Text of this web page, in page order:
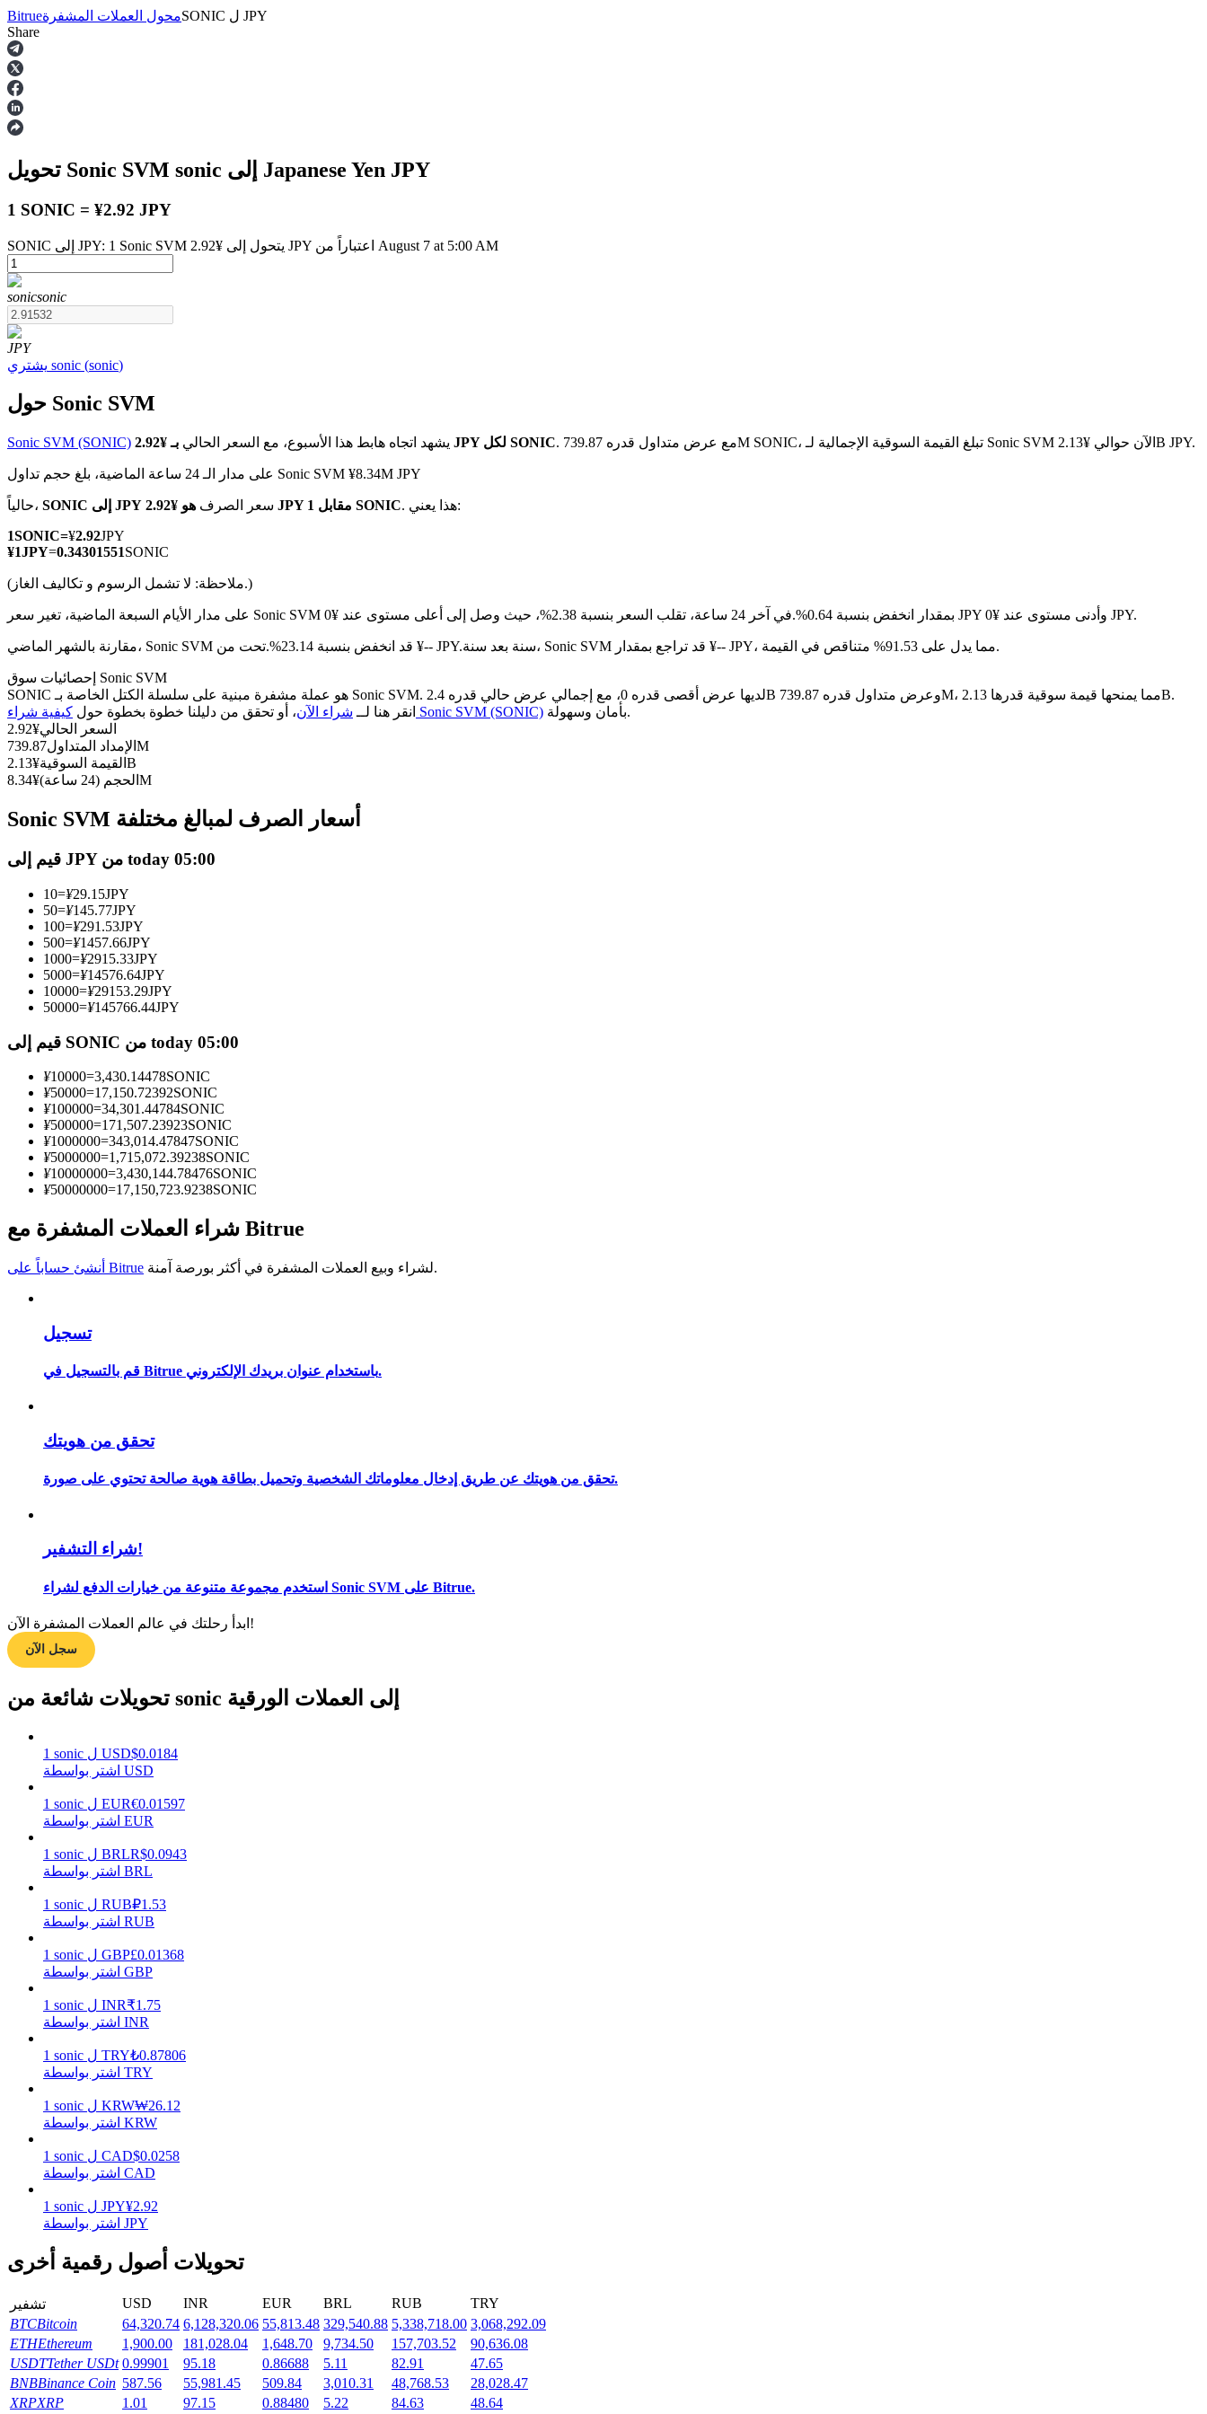
العقود الآجلة
العقود الآجلة USDT
TradFi
مشتقات الأسهم والعملات الأجنبية والمعادن الثمينة والسلع
العقود الآجلة USDC
العقود الآجلة باستخدام USDC كضمان
انضم إلى أفضل المتداولين
كن متداول نسخ
استمتع بتقاسم الأرباح وعمولات نسخ التداول
معلومة
تحليل البيانات الضخمة بما في ذلك المعلومات التجارية، وما إلى ذلك.
مرشد
دليل المبتدئين للعقود الآجلة
استراتيجيات التداول
تعلم كيفية البقاء مربحة
يكسب
خنزير الطاقة
Bitrueمحول العملات المشفرةSONIC ل JPY
Share
تحويل Sonic SVM sonic إلى Japanese Yen JPY
1 SONIC = ¥2.92 JPY
SONIC إلى JPY: 1 Sonic SVM يتحول إلى ¥2.92 JPY اعتباراً من August 7 at 5:00 AM
sonicsonic
JPY
يشتري sonic (sonic)
حول Sonic SVM
Sonic SVM (SONIC) يشهد اتجاه هابط هذا الأسبوع، مع السعر الحالي بـ ¥2.92 JPY لكل SONIC . مع عرض متداول قدره 739.87M SONIC، تبلغ القيمة السوقية الإجمالية لـ Sonic SVM الآن حوالي ¥2.13B JPY.
على مدار الـ 24 ساعة الماضية، بلغ حجم تداول Sonic SVM ¥8.34M JPY
حالياً، SONIC إلى JPY سعر الصرف هو ¥2.92 JPY مقابل 1 SONIC
. هذا يعني:
1SONIC=¥2.92JPY
¥1JPY=0.34301551SONIC
(ملاحظة: لا تشمل الرسوم و تكاليف الغاز.)
على مدار الأيام السبعة الماضية، تغير سعر Sonic SVM بمقدار انخفض بنسبة 0.64%. في آخر 24 ساعة، تقلب السعر بنسبة 2.38%، حيث وصل إلى أعلى مستوى عند ¥0 JPY وأدنى مستوى عند ¥0 JPY.
مقارنة بالشهر الماضي، Sonic SVM قد انخفض بنسبة 23.14%.تحت من ¥-- JPY. سنة بعد سنة، Sonic SVM قد تراجع بمقدار ¥-- JPY، مما يدل على 91.53% متناقص في القيمة.
إحصائيات سوق Sonic SVM
SONIC هو عملة مشفرة مبنية على سلسلة الكتل الخاصة بـ Sonic SVM. لديها عرض أقصى قدره 0، مع إجمالي عرض حالي قدره 2.4B وعرض متداول قدره 739.87M، مما يمنحها قيمة سوقية قدرها 2.13B.
انقر هنا لــ شراء الآن، أو تحقق من دليلنا خطوة بخطوة حول كيفية شراء Sonic SVM (SONIC)
بأمان وسهولة.
السعر الحالي¥
2.92
الإمداد المتداول 739.87M
القيمة السوقية¥
2.13B
الحجم (24 ساعة)
¥ 8.34M
Sonic SVM أسعار الصرف لمبالغ مختلفة
قيم إلى JPY من today 05:00
10=¥29.15JPY
50=¥145.77JPY
100=¥291.53JPY
500=¥1457.66JPY
1000=¥2915.33JPY
5000=¥14576.64JPY
10000=¥29153.29JPY
50000=¥145766.44JPY
قيم إلى SONIC من today 05:00
¥10000=3,430.14478SONIC
¥50000=17,150.72392SONIC
¥100000=34,301.44784SONIC
¥500000=171,507.23923SONIC
¥1000000=343,014.47847SONIC
¥5000000=1,715,072.39238SONIC
¥10000000=3,430,144.78476SONIC
¥50000000=17,150,723.9238SONIC
شراء العملات المشفرة مع Bitrue
أنشئ حساباً على Bitrue لشراء وبيع العملات المشفرة في أكثر بورصة آمنة.
تسجيل
قم بالتسجيل في Bitrue باستخدام عنوان بريدك الإلكتروني.
تحقق من هويتك
تحقق من هويتك عن طريق إدخال معلوماتك الشخصية وتحميل بطاقة هوية صالحة تحتوي على صورة.
شراء التشفير!
استخدم مجموعة متنوعة من خيارات الدفع لشراء Sonic SVM على Bitrue.
ابدأ رحلتك في عالم العملات المشفرة الآن!
سجل الآن
تحويلات شائعة من sonic إلى العملات الورقية
1 sonic ل USD$0.0184
اشتر بواسطة USD
1 sonic ل EUR€0.01597
اشتر بواسطة EUR
1 sonic ل BRLR$0.0943
اشتر بواسطة BRL
1 sonic ل RUB₽1.53
اشتر بواسطة RUB
1 sonic ل GBP£0.01368
اشتر بواسطة GBP
1 sonic ل INR₹1.75
اشتر بواسطة INR
1 sonic ل TRY₺0.87806
اشتر بواسطة TRY
1 sonic ل KRW₩26.12
اشتر بواسطة KRW
1 sonic ل CAD$0.0258
اشتر بواسطة CAD
1 sonic ل JPY¥2.92
اشتر بواسطة JPY
تحويلات أصول رقمية أخرى
تشفير USD INR EUR BRL RUB
TRY
BTCBitcoin 64,320.74 6,128,320.06 55,813.48 329,540.88 5,338,718.00 3,068,292.09
ETHEthereum 1,900.00 181,028.04 1,648.70 9,734.50 157,703.52
90,636.08
USDTTether USDt 0.99901 95.18 0.86688 5.11 82.91
47.65
BNBBinance Coin 587.56 55,981.45 509.84 3,010.31 48,768.53
28,028.47
XRPXRP 1.01 97.15 0.88480 5.22 84.63
48.64